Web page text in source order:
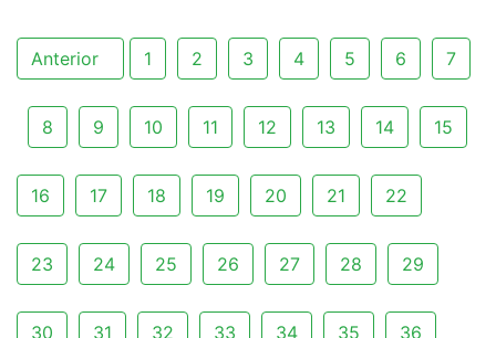
Anterior 1 2 3 4 5 6 7
8 9 10 11 12 13 14 15
16 17 18 19 20 21 22
23 24 25 26 27 28 29
30 31 32 33 34 35 36